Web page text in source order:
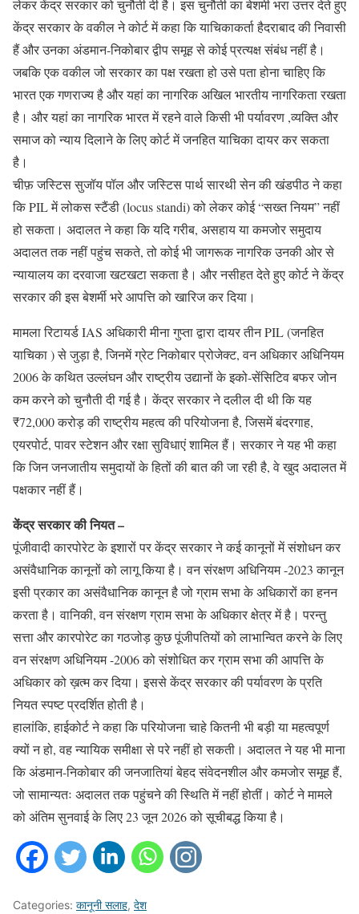
लेकर केंद्र सरकार को चुनौती दी है। इस चुनौती का बेशर्मी भरा उत्तर देते हुए
केंद्र सरकार के वकील ने कोर्ट में कहा कि याचिकाकर्ता हैदराबाद की निवासी
हैं और उनका अंडमान-निकोबार द्वीप समूह से कोई प्रत्यक्ष संबंध नहीं है।
जबकि एक वकील जो सरकार का पक्ष रखता हो उसे पता होना चाहिए कि
भारत एक गणराज्य है और यहां का नागरिक अखिल भारतीय नागरिकता रखता
है। और यहां का नागरिक भारत में रहने वाले किसी भी पर्यावरण ,व्यक्ति और
समाज को न्याय दिलाने के लिए कोर्ट में जनहित याचिका दायर कर सकता
है।
चीफ़ जस्टिस सुजॉय पॉल और जस्टिस पार्थ सारथी सेन की खंडपीठ ने कहा
कि PIL में लोकस स्टैंडी (locus standi) को लेकर कोई “सख्त नियम” नहीं
हो सकता। अदालत ने कहा कि यदि गरीब, असहाय या कमजोर समुदाय
अदालत तक नहीं पहुंच सकते, तो कोई भी जागरूक नागरिक उनकी ओर से
न्यायालय का दरवाजा खटखटा सकता है। और नसीहत देते हुए कोर्ट ने केंद्र
सरकार की इस बेशर्मी भरे आपत्ति को खारिज कर दिया।
मामला रिटायर्ड IAS अधिकारी मीना गुप्ता द्वारा दायर तीन PIL (जनहित
याचिका ) से जुड़ा है, जिनमें ग्रेट निकोबार प्रोजेक्ट, वन अधिकार अधिनियम
2006 के कथित उल्लंघन और राष्ट्रीय उद्यानों के इको-सेंसिटिव बफर जोन
कम करने को चुनौती दी गई है। केंद्र सरकार ने दलील दी थी कि यह
₹72,000 करोड़ की राष्ट्रीय महत्व की परियोजना है, जिसमें बंदरगाह,
एयरपोर्ट, पावर स्टेशन और रक्षा सुविधाएं शामिल हैं। सरकार ने यह भी कहा
कि जिन जनजातीय समुदायों के हितों की बात की जा रही है, वे खुद अदालत में
पक्षकार नहीं हैं।
केंद्र सरकार की नियत –
पूंजीवादी कारपोरेट के इशारों पर केंद्र सरकार ने कई कानूनों में संशोधन कर
असंवैधानिक कानूनों को लागू किया है। वन संरक्षण अधिनियम -2023 कानून
इसी प्रकार का असंवैधानिक कानून है जो ग्राम सभा के अधिकारों का हनन
करता है। वानिकी, वन संरक्षण ग्राम सभा के अधिकार क्षेत्र में है। परन्तु
सत्ता और कारपोरेट का गठजोड़ कुछ पूंजीपतियों को लाभान्वित करने के लिए
वन संरक्षण अधिनियम -2006 को संशोधित कर ग्राम सभा की आपत्ति के
अधिकार को ख़त्म कर दिया। इससे केंद्र सरकार की पर्यावरण के प्रति
नियत स्पष्ट प्रदर्शित होती है।
हालांकि, हाईकोर्ट ने कहा कि परियोजना चाहे कितनी भी बड़ी या महत्वपूर्ण
क्यों न हो, वह न्यायिक समीक्षा से परे नहीं हो सकती। अदालत ने यह भी माना
कि अंडमान-निकोबार की जनजातियां बेहद संवेदनशील और कमजोर समूह हैं,
जो सामान्यतः अदालत तक पहुंचने की स्थिति में नहीं होतीं। कोर्ट ने मामले
को अंतिम सुनवाई के लिए 23 जून 2026 को सूचीबद्ध किया है।
Categories: कानूनी सलाह, देश